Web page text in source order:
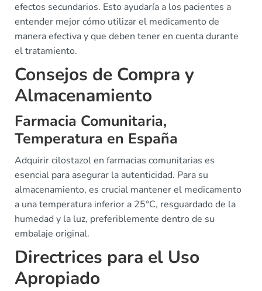
efectos secundarios. Esto ayudaría a los pacientes a
entender mejor cómo utilizar el medicamento de
manera efectiva y que deben tener en cuenta durante
el tratamiento.
Consejos de Compra y
Almacenamiento
Farmacia Comunitaria,
Temperatura en España
Adquirir cilostazol en farmacias comunitarias es
esencial para asegurar la autenticidad. Para su
almacenamiento, es crucial mantener el medicamento
a una temperatura inferior a 25°C, resguardado de la
humedad y la luz, preferiblemente dentro de su
embalaje original.
Directrices para el Uso
Apropiado